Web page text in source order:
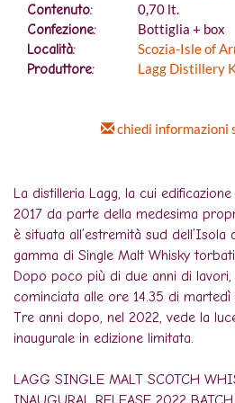
Contenuto:
0,70 lt.
Confezione:
Bottiglia + box
Località:
Scozia-Isle of
Produttore:
Lagg Distillery
chiedi informazioni
La distilleria Lagg, la cui
2017 da parte della medesima
è situata all’estremità sud
gamma di Single Malt Whisky
Dopo poco più di due anni di
cominciata alle ore 14.35 di martedì
Tre anni dopo, nel 2022, vede la
inaugurale in edizione limitata.
LAGG SINGLE MALT SCOTCH